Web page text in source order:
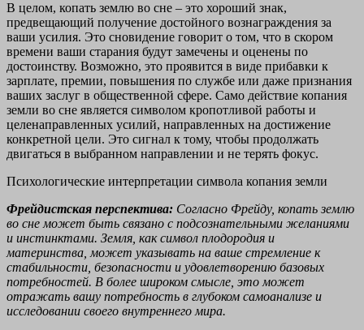
В целом, копать землю во сне – это хороший знак,
предвещающий получение достойного вознаграждения за
ваши усилия. Это сновидение говорит о том, что в скором
времени ваши старания будут замечены и оценены по
достоинству. Возможно, это проявится в виде прибавки к
зарплате, премии, повышения по службе или даже признания
ваших заслуг в общественной сфере. Само действие копания
земли во сне является символом кропотливой работы и
целенаправленных усилий, направленных на достижение
конкретной цели. Это сигнал к тому, чтобы продолжать
двигаться в выбранном направлении и не терять фокус.
Психологические интерпретации символа копания земли
Фрейдистская перспектива: Согласно Фрейду, копать землю
во сне может быть связано с подсознательными желаниями
и инстинктами. Земля, как символ плодородия и
материнства, может указывать на ваше стремление к
стабильности, безопасности и удовлетворению базовых
потребностей. В более широком смысле, это может
отражать вашу потребность в глубоком самоанализе и
исследовании своего внутреннего мира.